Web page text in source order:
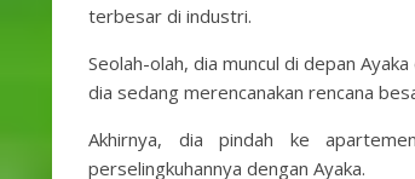
terbesar di industri.
Seolah-olah, dia muncul di depan
dia sedang merencanakan rencana
Akhirnya, dia pindah ke
perselingkuhannya dengan Ayaka.